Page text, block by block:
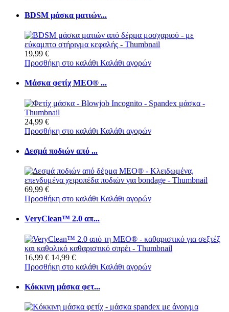
BDSM μάσκα ματιών...
19,99 €
Προσθήκη στο καλάθι Καλάθι αγορών
Μάσκα φετίχ MEO® ...
24,99 €
Προσθήκη στο καλάθι Καλάθι αγορών
Δεσμά ποδιών από ...
69,99 €
Προσθήκη στο καλάθι Καλάθι αγορών
VeryClean™ 2.0 απ...
16,99 € 14,99 €
Προσθήκη στο καλάθι Καλάθι αγορών
Κόκκινη μάσκα φετ...